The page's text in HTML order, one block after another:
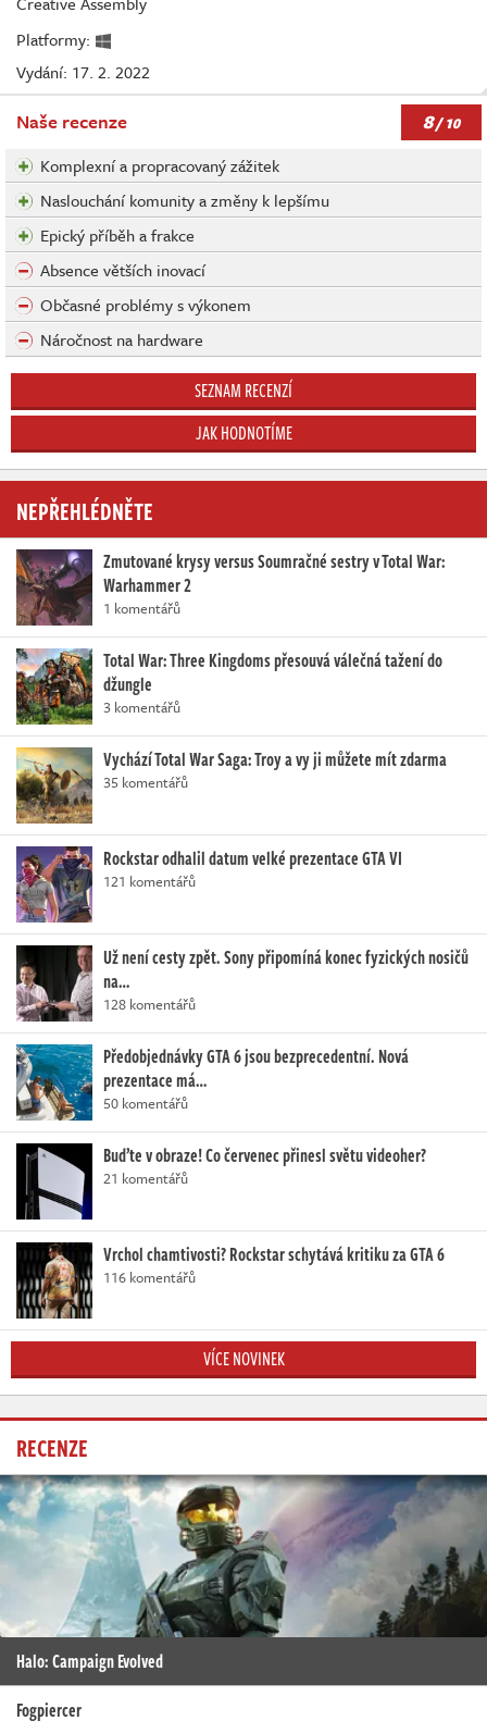
Platformy:
Vydání: 17. 2. 2022
Naše recenze 8/ 10
Komplexní a propracovaný zážitek
Naslouchání komunity a změny k lepšímu
Epický příběh a frakce
Absence větších inovací
Občasné problémy s výkonem
Náročnost na hardware
SEZNAM RECENZÍ
JAK HODNOTÍME
NEPŘEHLÉDNĚTE
Zmutované krysy versus Soumračné sestry v Total War:
Warhammer 2
1 komentářů
Total War: Three Kingdoms přesouvá válečná tažení do
džungle
3 komentářů
Vychází Total War Saga: Troy a vy ji můžete mít zdarma
35 komentářů
Rockstar odhalil datum velké prezentace GTA VI
121 komentářů
Už není cesty zpět. Sony připomíná konec fyzických nosičů
na…
128 komentářů
Předobjednávky GTA 6 jsou bezprecedentní. Nová
prezentace má…
50 komentářů
Buďte v obraze! Co červenec přinesl světu videoher?
21 komentářů
Vrchol chamtivosti? Rockstar schytává kritiku za GTA 6
116 komentářů
VÍCE NOVINEK
RECENZE
Halo: Campaign Evolved
Fogpiercer